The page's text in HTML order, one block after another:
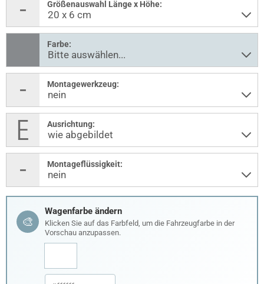
Größenauswahl Länge x Höhe:
Farbe:
Montagewerkzeug:
Ausrichtung:
Montageflüssigkeit:
🎨
Wagenfarbe ändern
Klicken Sie auf das Farbfeld, um die Fahrzeugfarbe in der
Vorschau anzupassen.